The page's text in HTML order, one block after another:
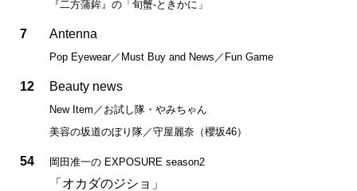
『二方蒲鉾』の「旬蟹-ときかに」
7 Antenna
Pop Eyewear／Must Buy and News／Fun Game
12 Beauty news
New Item／お試し隊・やみちゃん
美容の坂道のぼり隊／守屋麗奈（櫻坂46）
54 岡田准一の EXPOSURE season2
「オカダのジショ」